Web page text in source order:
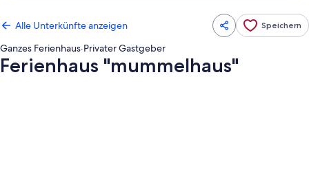
Alle Unterkünfte anzeigen Speichern
Ganzes Ferienhaus·Privater Gastgeber
Ferienhaus "mummelhaus"